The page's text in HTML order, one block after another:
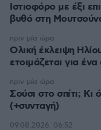
Ιστιοφόρο με έξι
βυθό στη
Ολική έκλειψη
ετοιμάζεται για
πριν μία ώρα
Σούσι στο σπίτι;
(+συνταγή)
πριν μία ώρα
09.08.2026, 06:52